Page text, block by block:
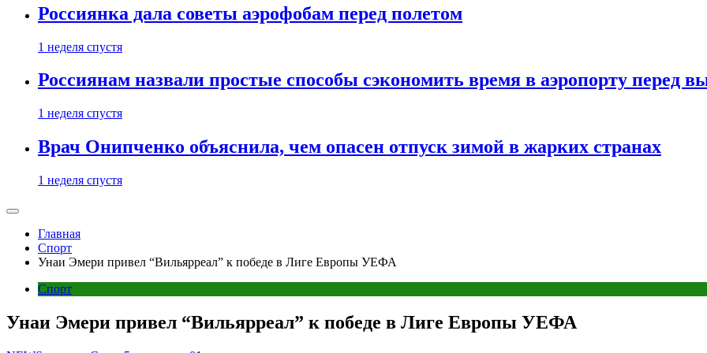
Россиянка дала советы аэрофобам перед полетом
1 неделя спустя
Россиянам назвали простые способы сэкономить время в аэропорту перед
1 неделя спустя
Врач Онипченко объяснила, чем опасен отпуск зимой в жарких странах
1 неделя спустя
Главная
Спорт
Унаи Эмери привел “Вильярреал” к победе в Лиге Европы УЕФА
Спорт
Унаи Эмери привел “Вильярреал” к победе в Лиге Европы УЕФА